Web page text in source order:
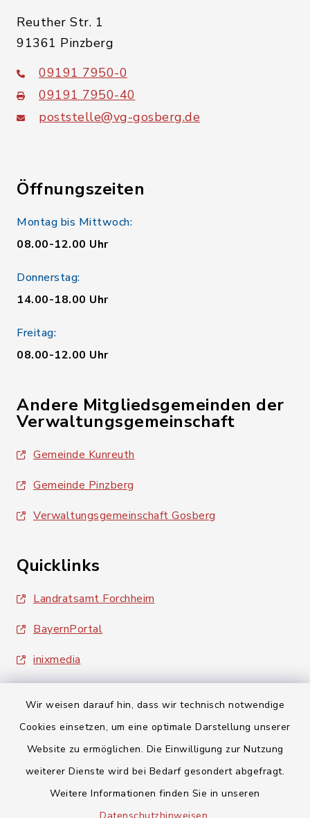
Wir weisen darauf hin, dass wir technisch notwendige
Cookies einsetzen, um eine optimale Darstellung unserer
Website zu ermöglichen. Die Einwilligung zur Nutzung
weiterer Dienste wird bei Bedarf gesondert abgefragt.
Weitere Informationen finden Sie in unseren
Reuther Str. 1
91361 Pinzberg
09191 7950-0
09191 7950-40
poststelle@vg-gosberg.de
Öffnungszeiten
Montag bis Mittwoch:
08.00-12.00 Uhr
Donnerstag:
14.00-18.00 Uhr
Freitag:
08.00-12.00 Uhr
Andere Mitgliedsgemeinden der
Verwaltungsgemeinschaft
Gemeinde Kunreuth
Gemeinde Pinzberg
Verwaltungsgemeinschaft Gosberg
Quicklinks
Landratsamt Forchheim
BayernPortal
inixmedia
Barrierefreiheit